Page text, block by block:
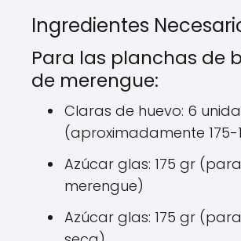
Ingredientes
Para las planchas de
de merengue:
Claras de huevo: 6
(aproximadamente 175-
Azúcar glas: 175 gr
merengue)
Azúcar glas: 175 gr